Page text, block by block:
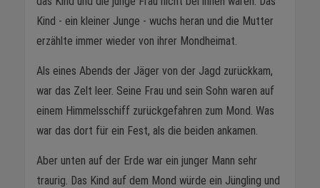
Kind - ein kleiner Junge - wuchs heran und die Mutter
erzählte immer wieder von ihrer Mondheimat.
Als eines Abends der Jäger von der Jagd zurückkam,
war das Zelt leer. Seine Frau und sein Sohn waren auf
einem Himmelsschiff zurückgefahren zum Mond. Was
war das dort für ein Fest, als die beiden ankamen.
Aber unten auf der Erde war ein junger Mann sehr
traurig. Das Kind auf dem Mond würde ein Jüngling und